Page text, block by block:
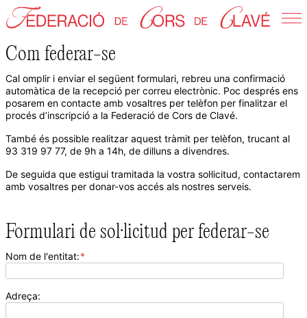
Skip
to
Com federar-se
Cal omplir i enviar el següent formulari, rebreu una confirmació
automàtica de la recepció per correu electrònic. Poc després ens
posarem en contacte amb vosaltres per telèfon per finalitzar el
procés d’inscripció a la Federació de Cors de Clavé.
També és possible realitzar aquest tràmit per telèfon, trucant al
93 319 97 77, de 9h a 14h, de dilluns a divendres.
De seguida que estigui tramitada la vostra sol·licitud, contactarem
amb vosaltres per donar-vos accés als nostres serveis.
Formulari de sol·licitud per federar-se
Nom de l'entitat:*
Adreça: